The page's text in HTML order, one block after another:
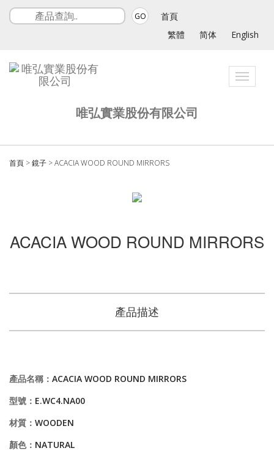
GO
首頁
繁體
简体 English
Toggle
唯弘實業股份有限公司
首頁 >鏡子 >ACACIA WOOD ROUND MIRRORS
ACACIA WOOD ROUND MIRRORS
產品描述
產品名稱： ACACIA WOOD ROUND MIRRORS
型號： E.WC4.NA00
材質： WOODEN
顏色： NATURAL